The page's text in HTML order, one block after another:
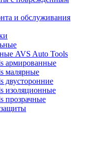
и обслуживания
AVS Auto Tools
армированные
малярные
двусторонние
изоляционные
прозрачные